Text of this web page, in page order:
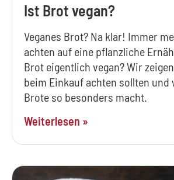
Ist Brot vegan?
Veganes Brot? Na klar! Immer
achten auf eine pflanzliche
Brot eigentlich vegan? Wir
beim Einkauf achten sollten und
Brote so besonders macht.
Weiterlesen »